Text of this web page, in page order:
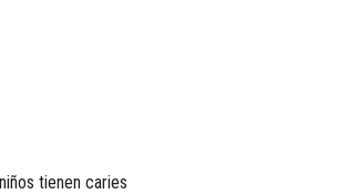
tienen caries